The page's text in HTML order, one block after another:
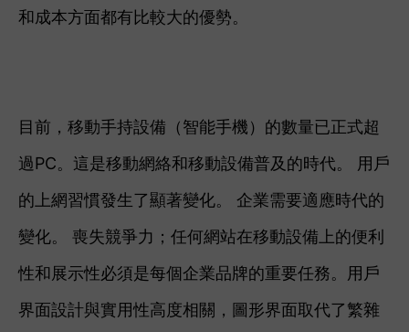
和成本方面都有比較大的優勢。
目前，移動手持設備（智能手機）的數量已正式超
過PC。這是移動網絡和移動設備普及的時代。 用戶
的上網習慣發生了顯著變化。 企業需要適應時代的
變化。 喪失競爭力；任何網站在移動設備上的便利
性和展示性必須是每個企業品牌的重要任務。用戶
界面設計與實用性高度相關，圖形界面取代了繁雜